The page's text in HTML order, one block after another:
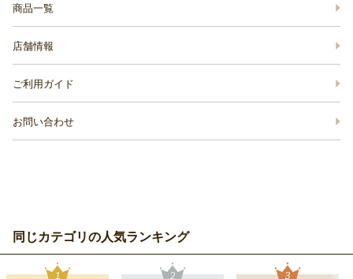
商品一覧
店舗情報
ご利用ガイド
お問い合わせ
同じカテゴリの人気ランキング